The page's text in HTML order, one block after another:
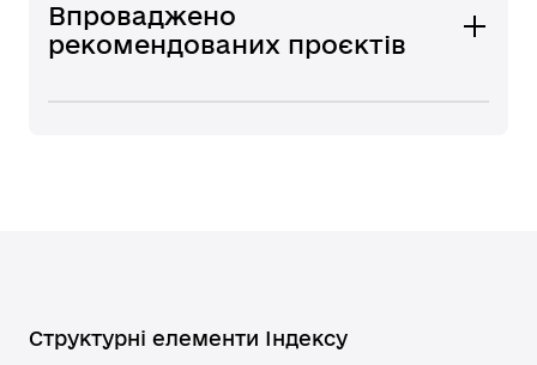
Впроваджено
рекомендованих проєктів
Структурні елементи Індексу